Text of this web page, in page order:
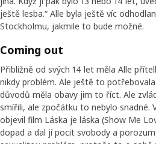
ještě lesba.“ Alle byla ještě víc
Stockholmu, jakmile to bude možné.
Coming out
Přibližně od svých 14 let měla Alle
nikdy problém. Ale ještě to
důvodů měla obavy jim to říct. Ale
smířili, ale zpočátku to nebylo snadné.
objevil film Láska je láska (Show Me
dopad a dal jí pocit svobody a